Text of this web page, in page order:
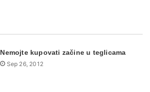
Nemojte kupovati začine u teglicama
Sep 26, 2012